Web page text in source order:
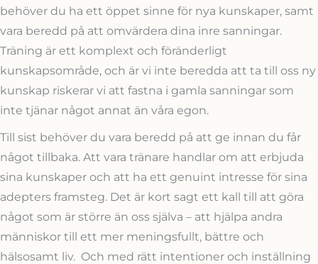
behöver du ha ett öppet sinne för nya kunskaper, samt
vara beredd på att omvärdera dina inre sanningar.
Träning är ett komplext och föränderligt
kunskapsområde, och är vi inte beredda att ta till oss ny
kunskap riskerar vi att fastna i gamla sanningar som
inte tjänar något annat än våra egon.
Till sist behöver du vara beredd på att ge innan du får
något tillbaka. Att vara tränare handlar om att erbjuda
sina kunskaper och att ha ett genuint intresse för sina
adepters framsteg. Det är kort sagt ett kall till att göra
något som är större än oss själva – att hjälpa andra
människor till ett mer meningsfullt, bättre och
hälsosamt liv. Och med rätt intentioner och inställning